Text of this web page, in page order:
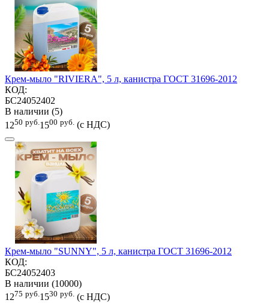
Крем-мыло "RIVIERA", 5 л, канистра ГОСТ 31696-2012
КОД:
БС24052402
В наличии (5)
1250 руб. 1500 руб. (с НДС)
Крем-мыло "SUNNY", 5 л, канистра ГОСТ 31696-2012
КОД:
БС24052403
В наличии (10000)
1275 руб. 1530 руб. (с НДС)